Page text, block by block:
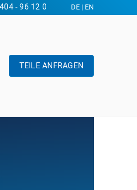
- 96 12 0 DE| EN
TEILE ANFRAGEN